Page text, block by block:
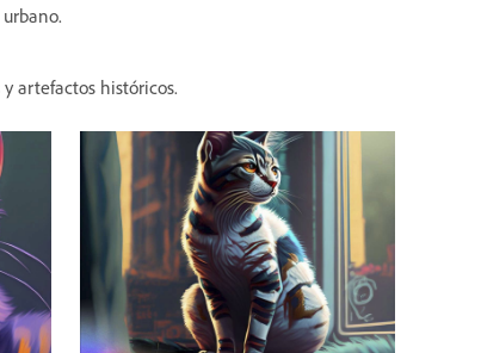
artefactos históricos.